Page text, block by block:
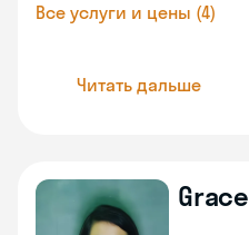
Все услуги и цены (4)
Читать дальше
Grace